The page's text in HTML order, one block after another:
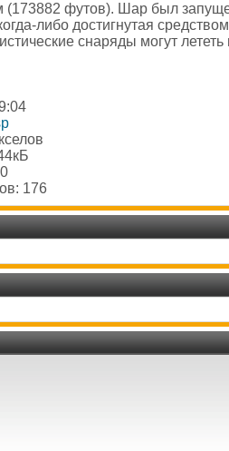
(173882 футов). Шар был
либо достигнутая
снаряды могут
176